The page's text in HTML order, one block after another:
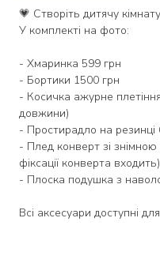
💗 Створіть дитячу кімнату
У комплекті на фото:
- Хмаринка 599 грн
- Бортики 1500 грн
- Косичка ажурне плетіння
довжини)
- Простирадло на резинці
- Плед конверт зі
фіксації конверта
- Плоска подушка з
Всі аксесуари доступні